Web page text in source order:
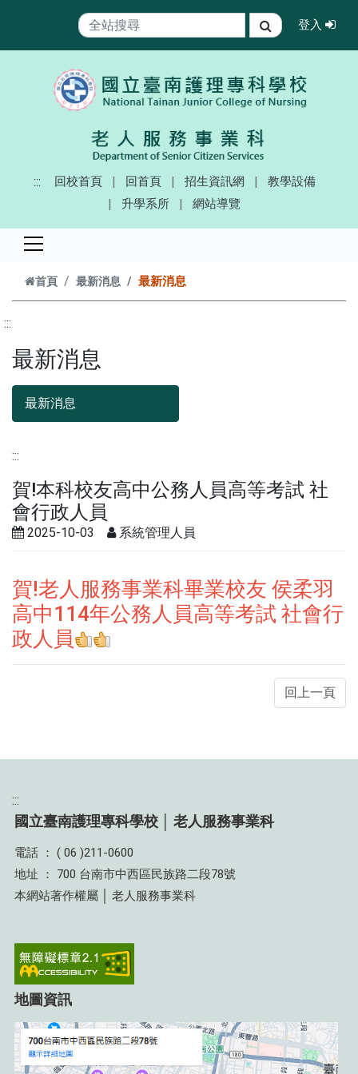
搜尋
登入 登入
::: 回校首頁 回首頁 招生資訊網
教學設備
升學系所
網站導覽
首頁 最新消息 最新消息
:::
最新消息
最新消息
:::
賀!本科校友高中公務人員高等考試 社
會行政人員
2025-10-03
2025-10-03 系統管理人員
系統管理人員
賀!老人服務事業科畢業校友 侯柔羽
高中114年公務人員高等考試 社會行
政人員
:::
國立臺南護理專科學校 │ 老人服務事業科
電話 ： ( 06 )211-0600
地址 ： 700 台南市中西區民族路二段78號
本網站著作權屬 │ 老人服務事業科
地圖資訊